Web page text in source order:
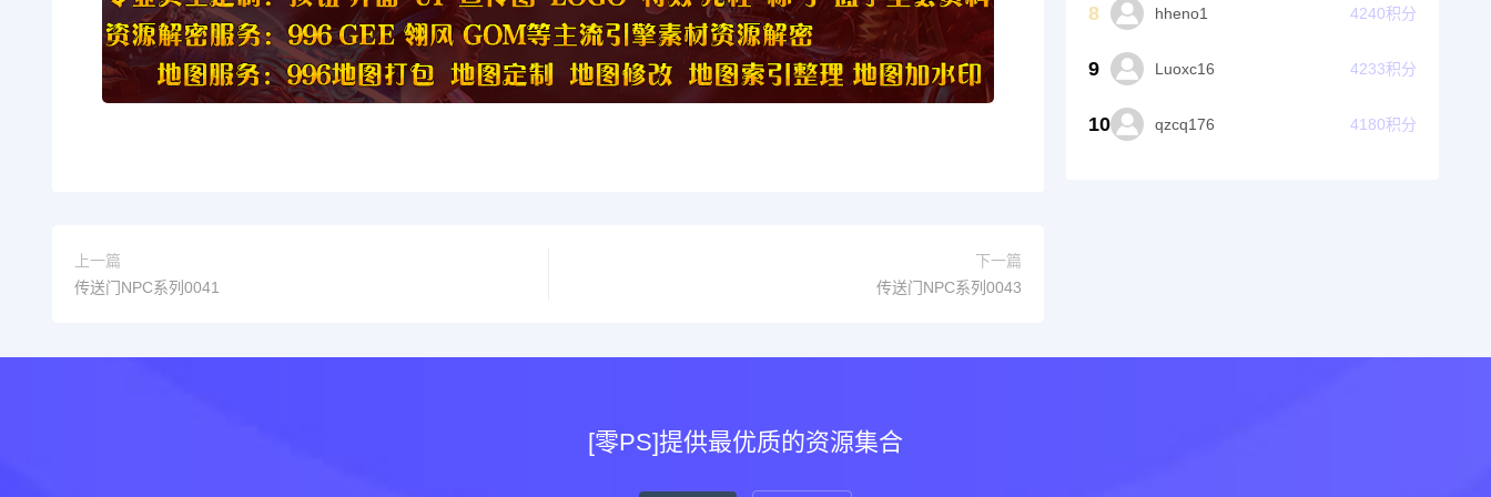
上一篇
传送门NPC系列0041
下一篇
传送门NPC系列0043
8 hheno1 4240积分
9 Luoxc16 4233积分
10 qzcq176 4180积分
[零PS]提供最优质的资源集合